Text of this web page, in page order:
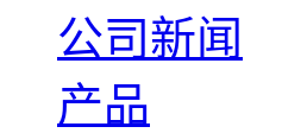
公司新闻
产品